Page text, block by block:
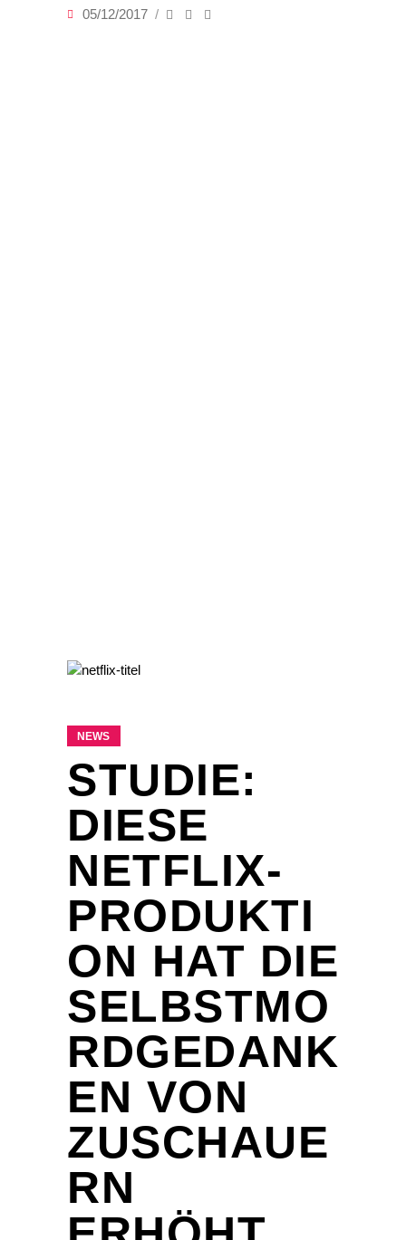
05/12/2017
NEWS
STUDIE:
DIESE
NETFLIX-
PRODUKTI
ON HAT DIE
SELBSTMO
RDGEDANK
EN VON
ZUSCHAUE
RN